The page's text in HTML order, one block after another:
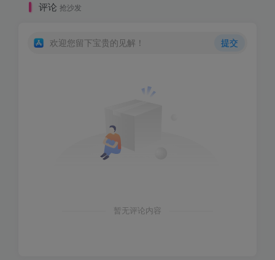
评论 抢沙发
欢迎您留下宝贵的见解！ 提交
暂无评论内容